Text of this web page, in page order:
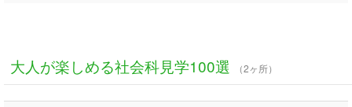
大人が楽しめる社会科見学100選 （2ヶ所）